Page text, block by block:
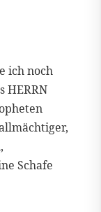
ich noch
HERRN
Schafe